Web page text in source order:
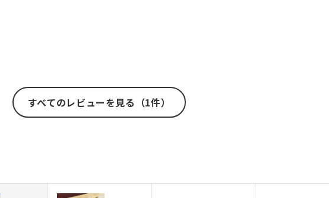
すべてのレビューを見る（1件）